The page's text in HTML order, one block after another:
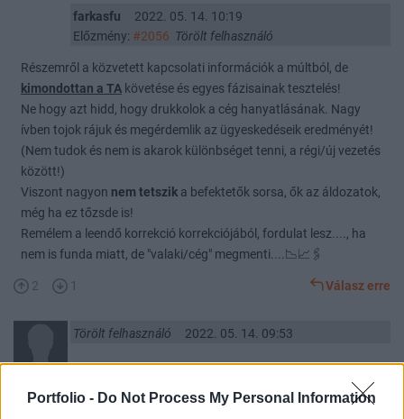
Portfolio - Do Not Process My Personal Information
farkasfu
2022. 05. 14. 10:19
Előzmény: #2056 Törölt felhasználó
Részemről a közvetett kapcsolati információk a múltból, de
kimondottan a TA követése és egyes fázisainak tesztelés!
Ne hogy azt hidd, hogy drukkolok a cég hanyatlásának. Nagy
ívben tojok rájuk és megérdemlik az ügyeskedéseik eredményét!
(Nem tudok és nem is akarok különbséget tenni, a régi/új vezetés
között!)
Viszont nagyon nem tetszik a befektetők sorsa, ők az áldozatok,
még ha ez tőzsde is!
Remélem a leendő korrekció korrekciójából, fordulat lesz...., ha
nem is funda miatt, de "valaki/cég" megmenti....📉📈🖇
2 1 Válasz erre
Törölt felhasználó 2022. 05. 14. 09:53
Én csak azt nem értem, HA ILYEN SZ@R CS@DÖS BÉNA CÉG AMI
A ANNYIRA CSŐDBE VAN HOGY A VILÁGON NEM VOLT MÉG